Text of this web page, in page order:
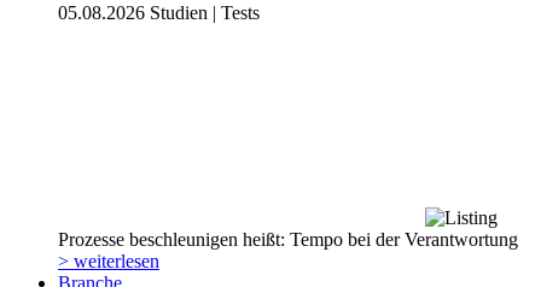
05.08.2026 Studien | Tests
Prozesse beschleunigen heißt: Tempo bei der Verantwortung
> weiterlesen
Branche